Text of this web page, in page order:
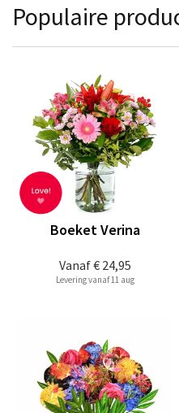
Populaire
Vanaf€ 24,95
Boeket Verina
Levering vanaf 11 aug